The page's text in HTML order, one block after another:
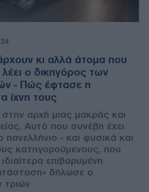
κι αλλά άτομα που
λέει ο δικηγόρος των
- Πώς έφτασε η
ίχνη τους
αρχή μιας μακράς και
Αυτό που συνέβη έχει
πανελλήνιο - και φυσικά και
κατηγορούμενους, που
επιβαρυμένη
δήλωσε ο
τριών